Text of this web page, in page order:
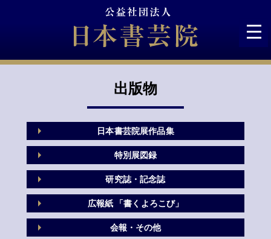
出版物
日本書芸院展作品集
特別展図録
研究誌・記念誌
広報紙 「書くよろこび」
会報・その他